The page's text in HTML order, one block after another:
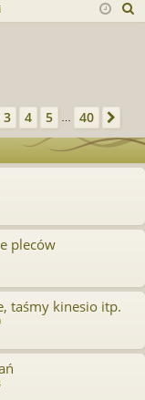
si
ę
zaawansowane
z 40
3 4 5 40
pleców
taśmy kinesio itp.